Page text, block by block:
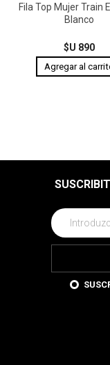
Fila Top Mujer Train
Blanco
$U 890